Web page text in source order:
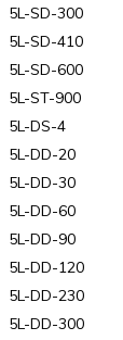
5L-SD-300
5L-SD-410
5L-SD-600
5L-ST-900
5L-DS-4
5L-DD-20
5L-DD-30
5L-DD-60
5L-DD-90
5L-DD-120
5L-DD-230
5L-DD-300